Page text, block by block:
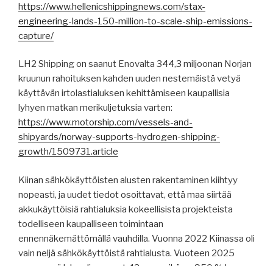
https://www.hellenicshippingnews.com/stax-
engineering-lands-150-million-to-scale-ship-emissions-
capture/
LH2 Shipping on saanut Enovalta 344,3 miljoonan Norjan
kruunun rahoituksen kahden uuden nestemäistä vetyä
käyttävän irtolastialuksen kehittämiseen kaupallisia
lyhyen matkan merikuljetuksia varten:
https://www.motorship.com/vessels-and-
shipyards/norway-supports-hydrogen-shipping-
growth/1509731.article
Kiinan sähkökäyttöisten alusten rakentaminen kiihtyy
nopeasti, ja uudet tiedot osoittavat, että maa siirtää
akkukäyttöisiä rahtialuksia kokeellisista projekteista
todelliseen kaupalliseen toimintaan
ennennäkemättömällä vauhdilla. Vuonna 2022 Kiinassa oli
vain neljä sähkökäyttöistä rahtialusta. Vuoteen 2025